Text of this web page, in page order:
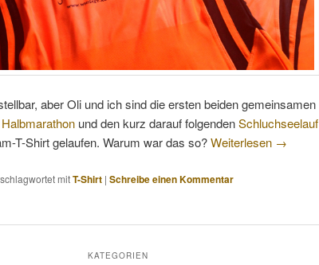
aber Oli und ich sind die ersten beiden gemeinsamen
und den kurz darauf folgendenSchluchseelauf
T-Shirt gelaufen. Warum war das so?Weiterlesen →
mitT-Shirt | Schreibe einen Kommentar
KATEGORIEN